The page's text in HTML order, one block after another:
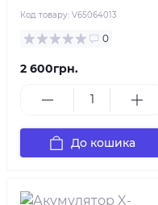
Код товару: V65064013
0
2 600грн.
До кошика